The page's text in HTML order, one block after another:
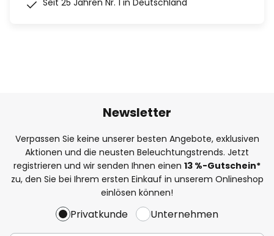
Seit 25 Jahren Nr. 1 in Deutschland
Newsletter
Verpassen Sie keine unserer besten Angebote, exklusiven
Aktionen und die neusten Beleuchtungstrends. Jetzt
registrieren und wir senden Ihnen einen 13 %-Gutschein*
zu, den Sie bei Ihrem ersten Einkauf in unserem Onlineshop
einlösen können!
Privatkunde Unternehmen